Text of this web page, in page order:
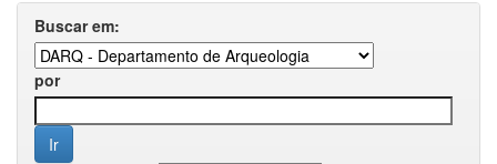
Buscar em:
por